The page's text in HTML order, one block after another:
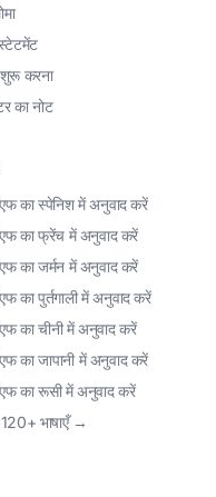
करना
का नोट
का स्पेनिश में अनुवाद करें
का फ्रेंच में अनुवाद करें
का जर्मन में अनुवाद करें
का पुर्तगाली में अनुवाद करें
का चीनी में अनुवाद करें
का जापानी में अनुवाद करें
का रूसी में अनुवाद करें
भाषाएँ →